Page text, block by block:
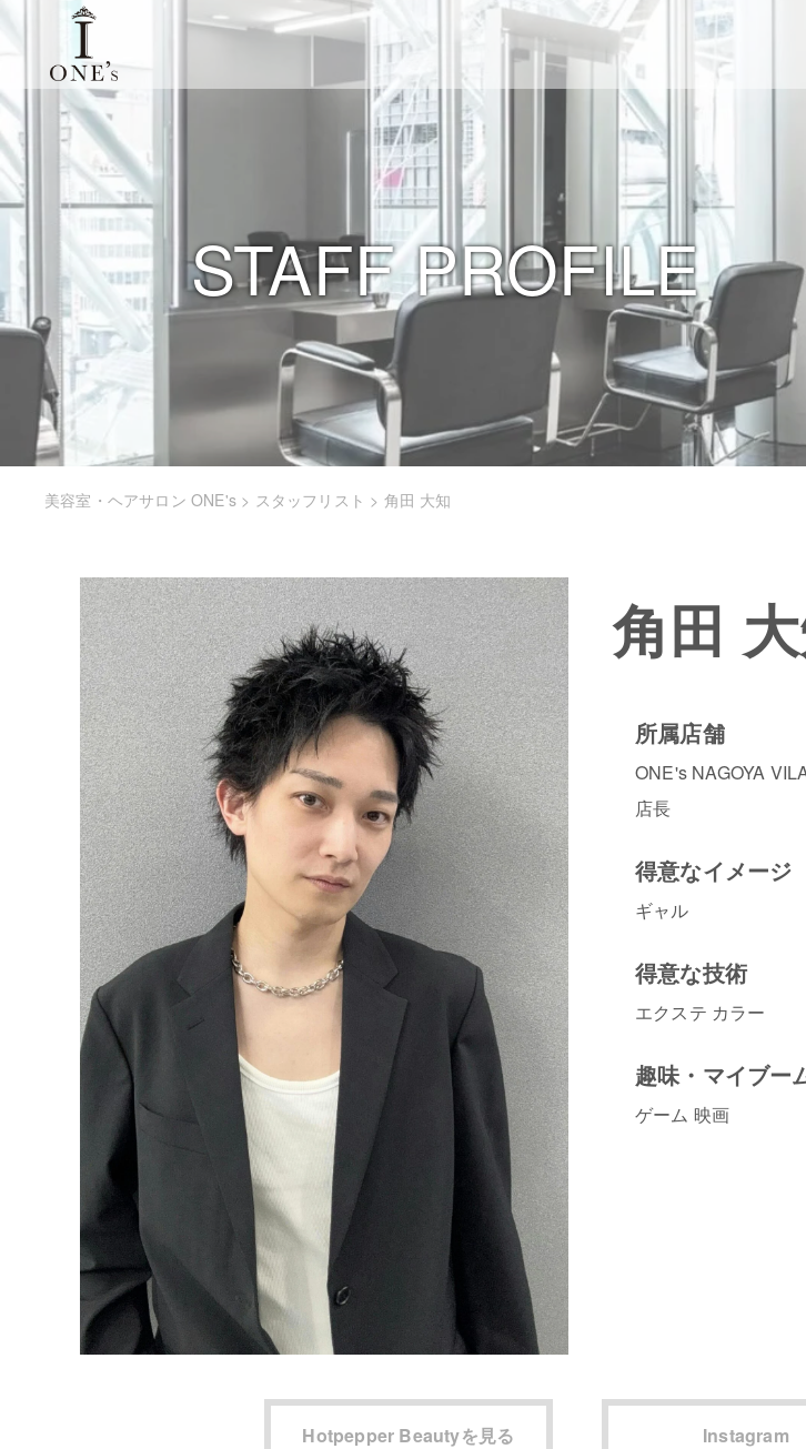
美容室・ヘアサロン ONE's > スタッフリスト > 角田 大知
STAFF PROFILE
角田
所属店舗
ONE's NAGOYA
店長
得意なイメージ
ギャル
得意な技術
エクステ カラー
趣味・マイブー
ゲーム 映画
Hotpepper Beautyを見る Instagram